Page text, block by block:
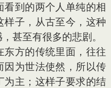
到的两个人单纯的相
子，从古至今，这种
甚至有很多的悲剧。
方的传统里面，往往
因为世法使然，所以传
为主；这样子要求的结